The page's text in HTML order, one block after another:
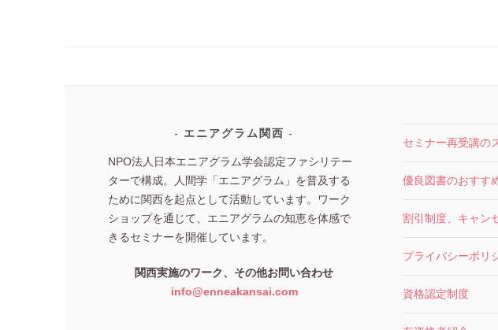
エニアグラム関西
NPO法人日本エニアグラム学会認定ファシリテー
ターで構成。人間学「エニアグラム」を普及する
ために関西を起点として活動しています。ワーク
ショップを通じて、エニアグラムの知恵を体感で
きるセミナーを開催しています。
関西実施のワーク、その他お問い合わせ
info@enneakansai.com
セミナー再受講の
優良図書のおすす
割引制度、キャン
プライバシーポリ
資格認定制度